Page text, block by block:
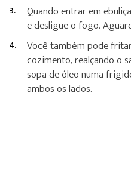
Quando entrar em
e desligue o fogo.
Você também pode
cozimento, realçando o
sopa de óleo numa
ambos os lados.